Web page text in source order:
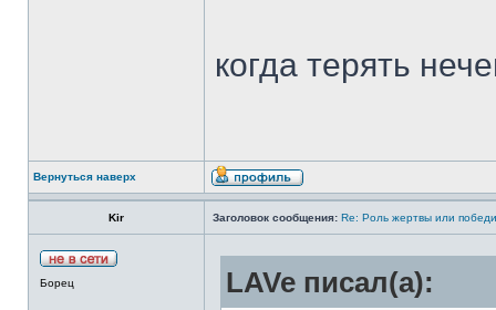
когда терять
Вернуться наверх
Kir Заголовок сообщения: Re: Роль жертвы или
Борец LAVe писал(а):